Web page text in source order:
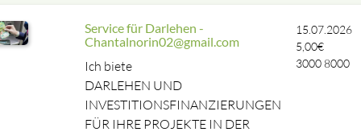
Service für Darlehen -
Chantalnorin02@gmail.com
Ich biete
DARLEHEN UND
INVESTITIONSFINANZIERUNGEN
FÜR IHRE PROJEKTE IN DER
15.07.2026
5,00€
30008000